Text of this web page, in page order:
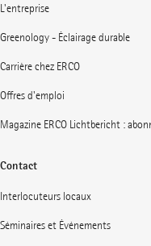
L'entreprise
Greenology - Éclairage durable
Carrière chez ERCO
Offres d'emploi
Magazine ERCO Lichtbericht :
Contact
Interlocuteurs locaux
Séminaires et Événements